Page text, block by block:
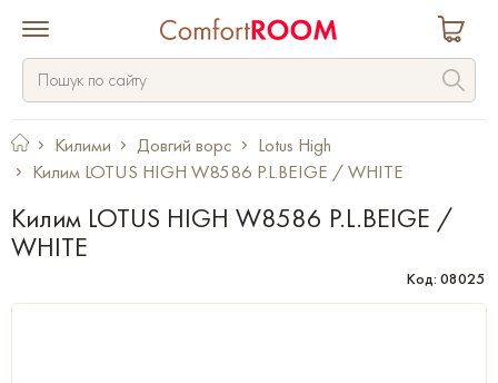
Килими Довгий ворс
Lotus High
Килим LOTUS HIGH W8586 P.L.BEIGE / WHITE
Килим LOTUS HIGH W8586 P.L.BEIGE /
WHITE
Код: 08025